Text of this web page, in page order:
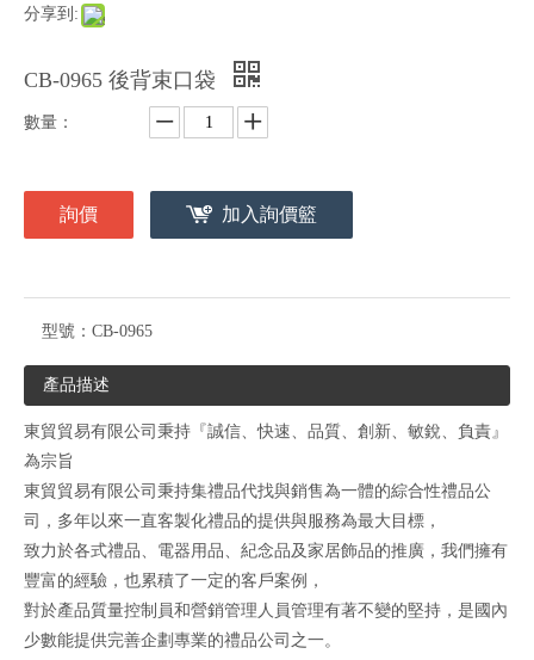
分享到:
CB-0965 後背束口袋
數量：
詢價 加入詢價籃
型號： CB-0965
產品描述
東貿貿易有限公司秉持『誠信、快速、品質、創新、敏銳、負責』
為宗旨
東貿貿易有限公司秉持集禮品代找與銷售為一體的綜合性禮品公
司，多年以來一直客製化禮品的提供與服務為最大目標，
致力於各式禮品、電器用品、紀念品及家居飾品的推廣，我們擁有
豐富的經驗，也累積了一定的客戶案例，
對於產品質量控制員和營銷管理人員管理有著不變的堅持，是國內
少數能提供完善企劃專業的禮品公司之一。